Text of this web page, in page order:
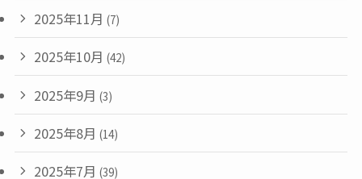
2025年11月 (7)
2025年10月 (42)
2025年9月 (3)
2025年8月 (14)
2025年7月 (39)